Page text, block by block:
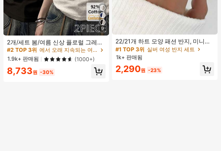
9
2개/세트 봄/여름 신상 플로럴 그레이
+ 블랙 반팔 티셔츠, 여성 슬림핏 솔리
드 컬러 언더셔츠 캐주얼
#2 TOP 3위
에서 오래 지속되는 여성 상의, 블라우스 & 티
높은 재방문 고객
#2 TOP 3위
에서 오래 지속되는 여성 상의, 블라우스 & 티
높은 재방문 고객
#2 TOP 3위
에서 오래 지속되는 여성 상의, 블라우스 & 티
높은 재방문 고객
#2 TOP 3위
에서 오래 지속되는 여성 상의, 블라우스 & 티
높은 재방문 고객
1.9k+ 판매됨 (1000+)
8,733원 -30%
22/21개 하트 모양 패션 반지, 미니멀
리스트 크리스탈 임베디드 보헤미안
기하학 반지 세트, 발렌타인데이, 어머
니날 선물
#1 TOP 3위
실버 여성 반지 세트
거의 매진!
#1 TOP 3위 실버 여성 반지 세트
거의 매진!
#1 TOP 3위 실버 여성 반지 세트
거의 매진!
#1 TOP 3위
실버 여성 반지 세트
1k+ 판매됨
2,290원 -23%